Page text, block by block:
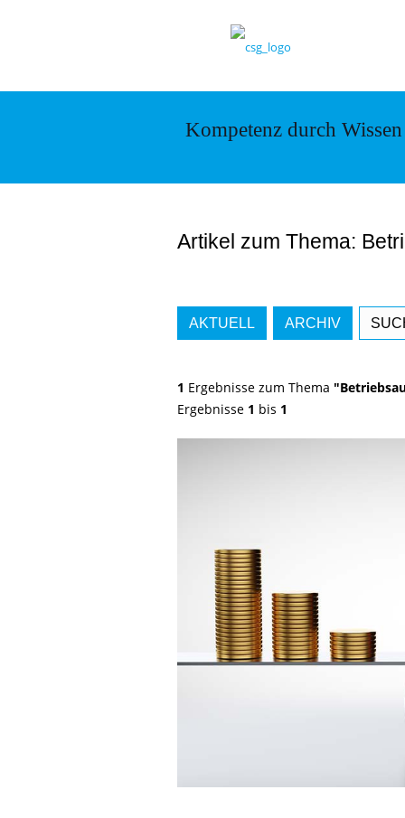
Kompetenz durch Wissen
Artikel zum Thema:
AKTUELL ARCHIV
1 Ergebnisse zum Thema
Ergebnisse 1 bis 1